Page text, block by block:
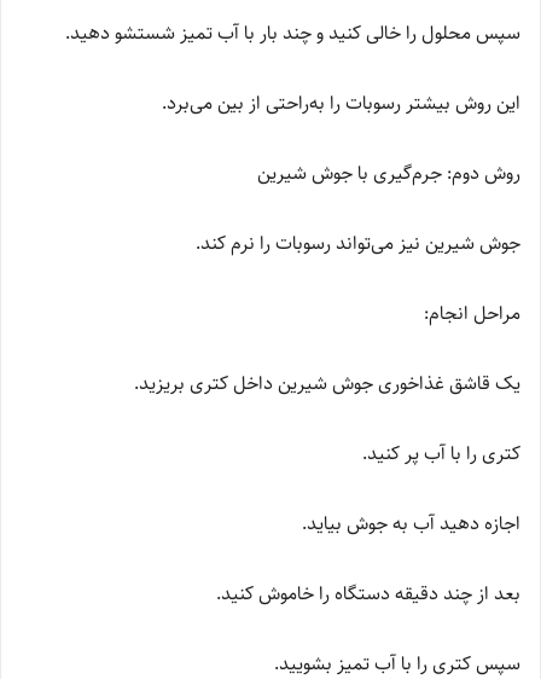
سپس محلول را خالی کنید و چند بار با آب تمیز شستشو دهید.
این روش بیشتر رسوبات را به‌راحتی از بین می‌برد.
روش دوم: جرم‌گیری با جوش شیرین
جوش شیرین نیز می‌تواند رسوبات را نرم کند.
مراحل انجام:
یک قاشق غذاخوری جوش شیرین داخل کتری بریزید.
کتری را با آب پر کنید.
اجازه دهید آب به جوش بیاید.
بعد از چند دقیقه دستگاه را خاموش کنید.
سپس کتری را با آب تمیز بشویید.